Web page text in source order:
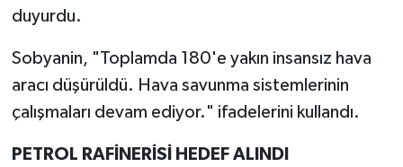
duyurdu.
Sobyanin, "Toplamda 180'e yakın insansız hava
aracı düşürüldü. Hava savunma sistemlerinin
çalışmaları devam ediyor." ifadelerini kullandı.
PETROL RAFİNERİSİ HEDEF ALINDI